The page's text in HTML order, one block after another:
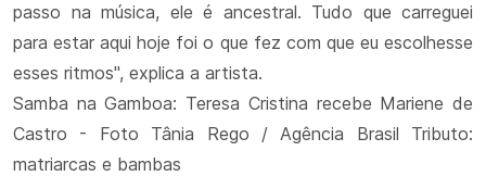
passo na música, ele é ancestral. Tudo que carreguei
para estar aqui hoje foi o que fez com que eu escolhesse
esses ritmos", explica a artista.
Samba na Gamboa: Teresa Cristina recebe Mariene de
Castro - Foto Tânia Rego / Agência Brasil Tributo:
matriarcas e bambas